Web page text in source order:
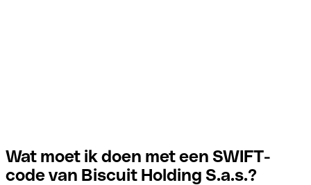
Wat moet ik doen met een SWIFT-
code van Biscuit Holding S.a.s.?